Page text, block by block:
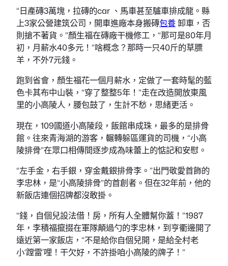
“日產磚3萬塊，拉磚的car 、馬車甚至驢車排成龍。縣
上3家公營建筑公司，開車進廠本身搬磚包養卸車，否
則搶不著貨。”顏生福在磚廠干機修工，“那可是80年月
初，月薪水40多元！”啥概念？那時一只40斤的草膘
羊，不外7元錢。
跑到省會，顏生福花一個月薪水，定做了一套時髦的藍
色卡其布中山裝，“穿了整整5年！”走在改造開放東風
里的小高陵人，腰包鼓了，生計不愁，思緒更活。
現在，109國道小高陵段，飯館串成珠，最多的是排骨
館。往來青海湖的游客，輾轉躲區運貨的司機，“小高
陵排骨”在眾口相傳間逐步成為味蕾上的惦記和安慰。
“左手金，右手銀，穿金戴銀排骨李。”出門敬愛首飾的
李忠林，是“小高陵排骨”的首創者。但在32年前，他的
新飯店連個招牌都沒敢掛。
“錢，自個兒設法借！房，所有人全體幫你蓋！”1987
年，李積福攛掇在軍隊顛過勺的李忠林，到亨衢邊開了
遠近第一家飯店，“不是給你自個兒開，是給全村老
小‘蹚雷’哩！干欠好，不許掛咱小高陵的牌子！”